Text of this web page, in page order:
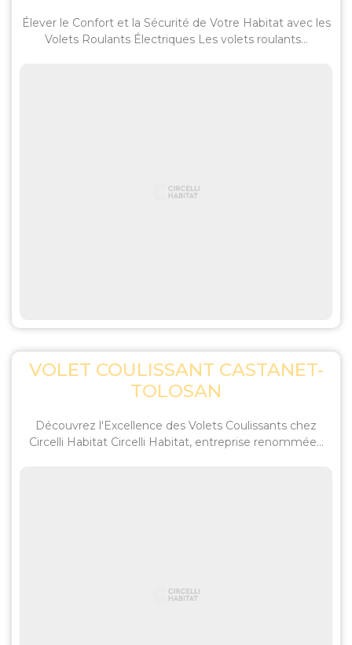
Élever le Confort et la Sécurité de Votre Habitat avec les
Volets Roulants Électriques Les volets roulants...
VOLET COULISSANT CASTANET-
TOLOSAN
Découvrez l'Excellence des Volets Coulissants chez
Circelli Habitat Circelli Habitat, entreprise renommée...